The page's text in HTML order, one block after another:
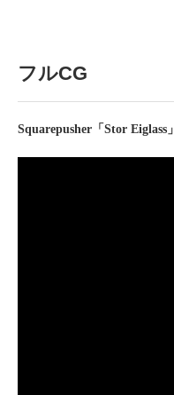
フルCG
Squarepusher「Stor Eiglass」